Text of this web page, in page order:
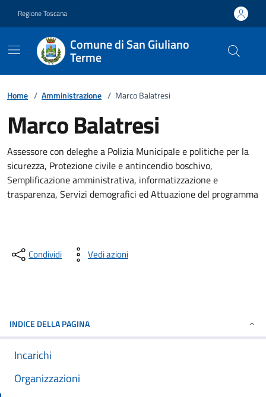
Regione Toscana
Comune di San Giuliano
Terme
Home / Amministrazione / Marco Balatresi
Marco Balatresi
Descrizione breve
Assessore con deleghe a Polizia Municipale e politiche per la
sicurezza, Protezione civile e antincendio boschivo,
Semplificazione amministrativa, informatizzazione e
trasparenza, Servizi demografici ed Attuazione del programma
Condividi Vedi azioni
INDICE DELLA PAGINA
Incarichi
Organizzazioni